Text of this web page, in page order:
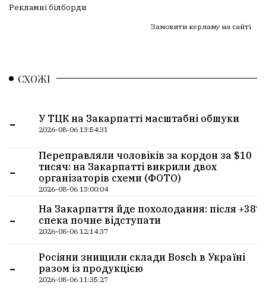
Рекламні білборди
Замовити керламу на сайті
СХОЖІ
- У ТЦК на Закарпатті масштабні обшуки
2026-08-06 13:54:31
-
Переправляли чоловіків за кордон за $10
тисяч: на Закарпатті викрили двох
організаторів схеми (ФОТО)
2026-08-06 13:00:04
-
На Закарпаття йде похолодання: після +38°
спека почне відступати
2026-08-06 12:14:37
-
Росіяни знищили склади Bosch в Україні
разом із продукцією
2026-08-06 11:35:27